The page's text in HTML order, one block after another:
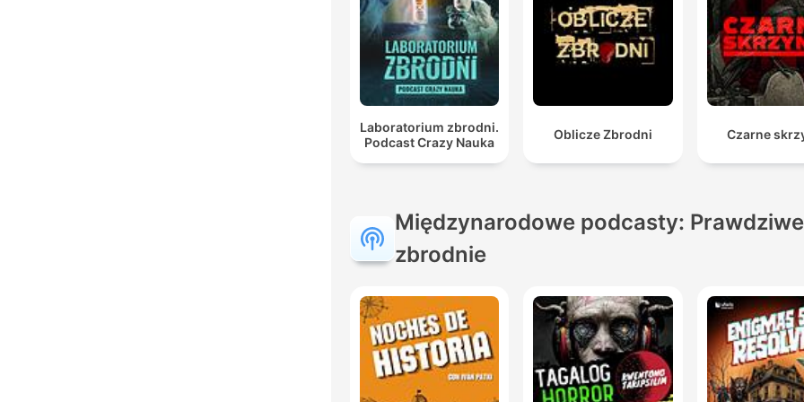
Laboratorium zbrodni.
Podcast Crazy Nauka
Oblicze Zbrodni Czarne
Międzynarodowe podcasty: Prawdziwe
zbrodnie